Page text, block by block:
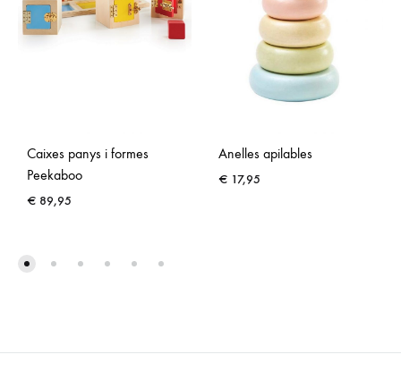
Caixes panys i formes
Peekaboo
€ 89,95
Anelles apilables
€ 17,95